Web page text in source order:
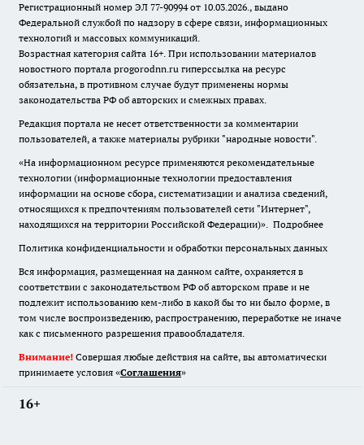
Регистрационный номер ЭЛ 77-90994 от 10.03.2026., выдано
Федеральной службой по надзору в сфере связи, информационных
технологий и массовых коммуникаций.
Возрастная категория сайта 16+. При использовании материалов
новостного портала progorodnn.ru гиперссылка на ресурс
обязательна, в противном случае будут применены нормы
законодательства РФ об авторских и смежных правах.
Редакция портала не несет ответственности за комментарии
пользователей, а также материалы рубрики "народные новости".
«На информационном ресурсе применяются рекомендательные
технологии (информационные технологии предоставления
информации на основе сбора, систематизации и анализа сведений,
относящихся к предпочтениям пользователей сети "Интернет",
находящихся на территории Российской Федерации)». Подробнее
Политика конфиденциальности и обработки персональных данных
Вся информация, размещенная на данном сайте, охраняется в
соответствии с законодательством РФ об авторском праве и не
подлежит использованию кем-либо в какой бы то ни было форме, в
том числе воспроизведению, распространению, переработке не иначе
как с письменного разрешения правообладателя.
Внимание! Совершая любые действия на сайте, вы автоматически
принимаете условия «Cоглашения»
16+